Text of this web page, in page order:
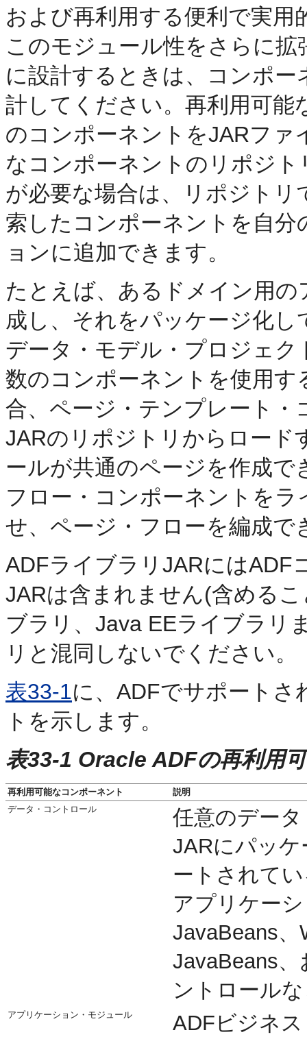
および再利用する便利で実
このモジュール性をさらに
に設計するときは、コンポ
計してください。再利用可
のコンポーネントをJARファ
なコンポーネントのリポジ
が必要な場合は、リポジト
索したコンポーネントを自
ョンに追加できます。
たとえば、あるドメイン用
成し、それをパッケージ化
データ・モデル・プロジェ
数のコンポーネントを使用
合、ページ・テンプレート
JARのリポジトリからロード
ールが共通のページを作成
フロー・コンポーネントを
せ、ページ・フローを編成で
ADFライブラリJARにはADF
JARは含まれません(含める
ブラリ、Java EEライブラリ
リと混同しないでください。
表33-1に、ADFでサポートさ
トを示します。
表33-1 Oracle ADFの再利用
再利用可能なコンポーネント
説明
データ・コントロール
任意のデー
JARにパッケ
ートされて
アプリケー
JavaBeans
JavaBeans
ントロール
アプリケーション・モジュール ADFビジネ